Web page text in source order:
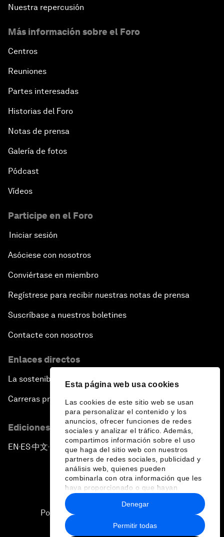
Esta página web usa cookies
Las cookies de este sitio web se usan
para personalizar el contenido y los
anuncios, ofrecer funciones de redes
sociales y analizar el tráfico. Además,
compartimos información sobre el uso
que haga del sitio web con nuestros
partners de redes sociales, publicidad y
análisis web, quienes pueden
combinarla con otra información que les
haya proporcionado o que hayan
recopilado a partir del uso que haya
hecho de sus servicios.
Permitir todas
Denegar
Nuestra repercusión
Más información sobre el Foro
Centros
Reuniones
Partes interesadas
Historias del Foro
Notas de prensa
Galería de fotos
Pódcast
Vídeos
Participe en el Foro
Iniciar sesión
Asóciese con nosotros
Conviértase en miembro
Regístrese para recibir nuestras notas de prensa
Suscríbase a nuestros boletines
Contacte con nosotros
Enlaces directos
La sostenibilidad en el Foro
Carreras profesionales
Ediciones en otros idiomas
EN ▪ES▪中文▪ 日本語
Política de privacidad y normas de uso
Sitemap